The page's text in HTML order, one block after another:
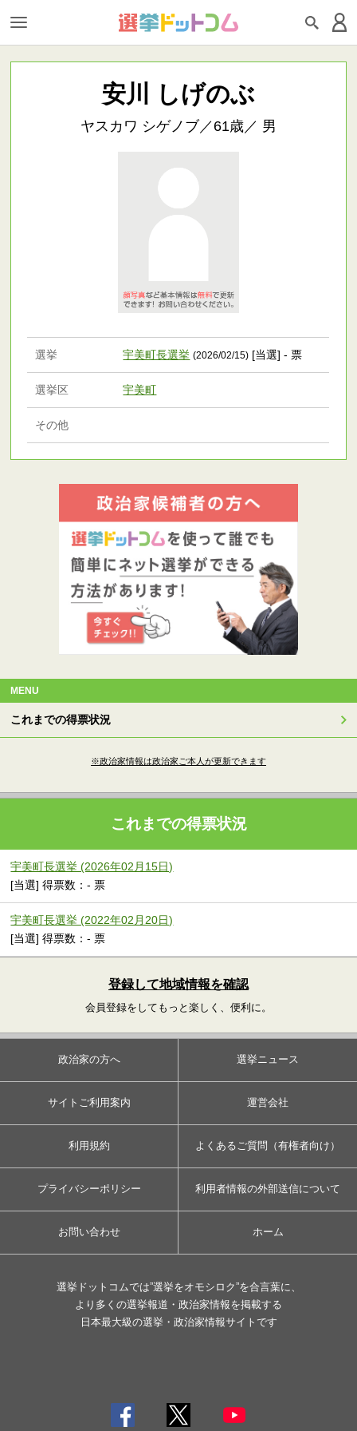
安川 しげのぶ
ヤスカワ シゲノブ／61歳／ 男
選挙 宇美町長選挙 (2026/02/15) [当選] - 票
選挙区 宇美町
その他
MENU
これまでの得票状況
※政治家情報は政治家ご本人が更新できます
これまでの得票状況
宇美町長選挙 (2026年02月15日)
[当選] 得票数：- 票
宇美町長選挙 (2022年02月20日)
[当選] 得票数：- 票
登録して地域情報を確認
会員登録をしてもっと楽しく、便利に。
政治家の方へ 選挙ニュース
サイトご利用案内 運営会社
利用規約 よくあるご質問（有権者向け）
プライバシーポリシー 利用者情報の外部送信について
お問い合わせ ホーム
選挙ドットコムでは”選挙をオモシロク”を合言葉に、
より多くの選挙報道・政治家情報を掲載する
日本最大級の選挙・政治家情報サイトです